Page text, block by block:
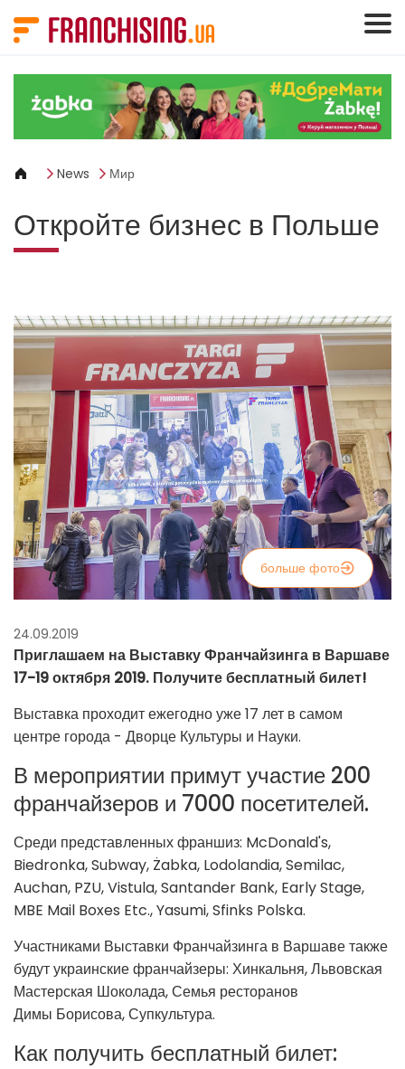
News Мир
Откройте бизнес в Польше
больше фото
24.09.2019
Приглашаем на Выставку Франчайзинга в Варшаве
17-19 октября 2019. Получите бесплатный билет!
Выставка проходит ежегодно уже 17 лет в самом
центре города - Дворце Культуры и Науки.
В мероприятии примут участие 200
франчайзеров и 7000 посетителей.
Среди представленных франшиз: McDonald's,
Biedronka, Subway, Żabka, Lodolandia, Semilac,
Auchan, PZU, Vistula, Santander Bank, Early Stage,
MBE Mail Boxes Etc., Yasumi, Sfinks Polska.
Участниками Выставки Франчайзинга в Варшаве также
будут украинские франчайзеры: Хинкальня, Львовская
Мастерская Шоколада, Семья ресторанов
Димы Борисова, Супкультура.
Как получить бесплатный билет: